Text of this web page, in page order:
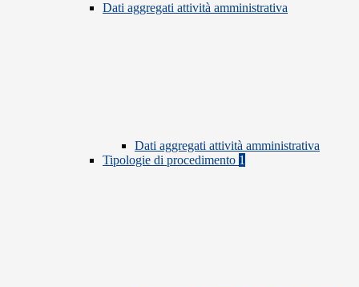
Dati aggregati attività amministrativa
Dati aggregati attività amministrativa
Tipologie di procedimento 1